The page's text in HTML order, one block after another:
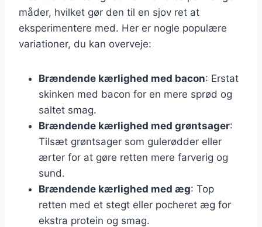
måder, hvilket gør den til en sjov ret at
eksperimentere med. Her er nogle populære
variationer, du kan overveje:
Brændende kærlighed med bacon: Erstat
skinken med bacon for en mere sprød og
saltet smag.
Brændende kærlighed med grøntsager:
Tilsæt grøntsager som gulerødder eller
ærter for at gøre retten mere farverig og
sund.
Brændende kærlighed med æg: Top
retten med et stegt eller pocheret æg for
ekstra protein og smag.